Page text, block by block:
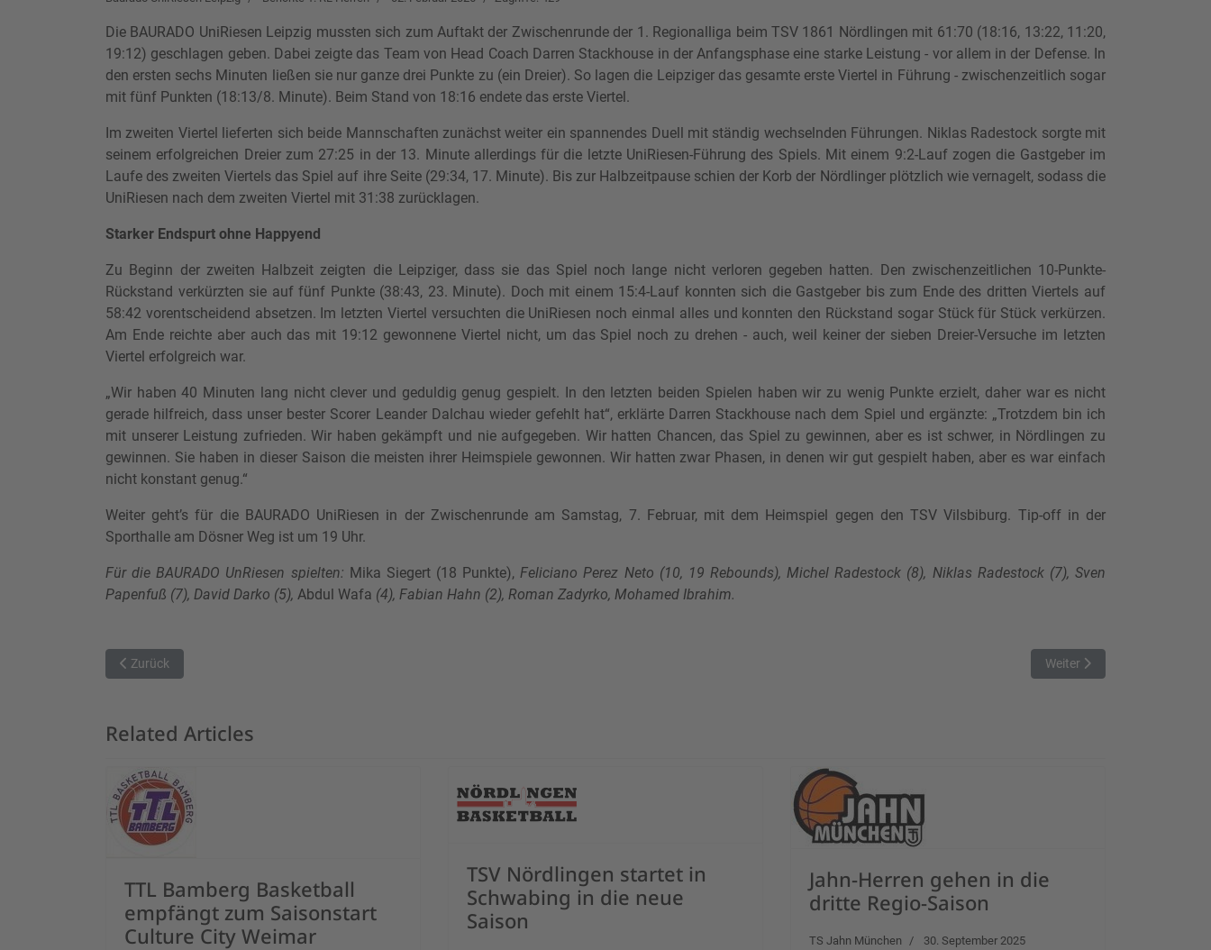
Die BAURADO UniRiesen Leipzig mussten sich zum Auftakt der Zwischenrunde der 1. Regionalliga beim TSV 1861 Nördlingen mit 61:70 (18:16, 13:22, 11:20,
19:12) geschlagen geben. Dabei zeigte das Team von Head Coach Darren Stackhouse in der Anfangsphase eine starke Leistung - vor allem in der Defense. In
den ersten sechs Minuten ließen sie nur ganze drei Punkte zu (ein Dreier). So lagen die Leipziger das gesamte erste Viertel in Führung - zwischenzeitlich sogar
mit fünf Punkten (18:13/8. Minute). Beim Stand von 18:16 endete das erste Viertel.
Im zweiten Viertel lieferten sich beide Mannschaften zunächst weiter ein spannendes Duell mit ständig wechselnden Führungen. Niklas Radestock sorgte mit
seinem erfolgreichen Dreier zum 27:25 in der 13. Minute allerdings für die letzte UniRiesen-Führung des Spiels. Mit einem 9:2-Lauf zogen die Gastgeber im
Laufe des zweiten Viertels das Spiel auf ihre Seite (29:34, 17. Minute). Bis zur Halbzeitpause schien der Korb der Nördlinger plötzlich wie vernagelt, sodass die
UniRiesen nach dem zweiten Viertel mit 31:38 zurücklagen.
Starker Endspurt ohne Happyend
Zu Beginn der zweiten Halbzeit zeigten die Leipziger, dass sie das Spiel noch lange nicht verloren gegeben hatten. Den zwischenzeitlichen 10-Punkte-
Rückstand verkürzten sie auf fünf Punkte (38:43, 23. Minute). Doch mit einem 15:4-Lauf konnten sich die Gastgeber bis zum Ende des dritten Viertels auf
58:42 vorentscheidend absetzen. Im letzten Viertel versuchten die UniRiesen noch einmal alles und konnten den Rückstand sogar Stück für Stück verkürzen.
Am Ende reichte aber auch das mit 19:12 gewonnene Viertel nicht, um das Spiel noch zu drehen - auch, weil keiner der sieben Dreier-Versuche im letzten
Viertel erfolgreich war.
„Wir haben 40 Minuten lang nicht clever und geduldig genug gespielt. In den letzten beiden Spielen haben wir zu wenig Punkte erzielt, daher war es nicht
gerade hilfreich, dass unser bester Scorer Leander Dalchau wieder gefehlt hat“, erklärte Darren Stackhouse nach dem Spiel und ergänzte: „Trotzdem bin ich
mit unserer Leistung zufrieden. Wir haben gekämpft und nie aufgegeben. Wir hatten Chancen, das Spiel zu gewinnen, aber es ist schwer, in Nördlingen zu
gewinnen. Sie haben in dieser Saison die meisten ihrer Heimspiele gewonnen. Wir hatten zwar Phasen, in denen wir gut gespielt haben, aber es war einfach
nicht konstant genug.“
Weiter geht’s für die BAURADO UniRiesen in der Zwischenrunde am Samstag, 7. Februar, mit dem Heimspiel gegen den TSV Vilsbiburg. Tip-off in der
Sporthalle am Dösner Weg ist um 19 Uhr.
Für die BAURADO UnRiesen spielten: Mika Siegert (18 Punkte),Feliciano Perez Neto (10, 19 Rebounds), Michel Radestock (8), Niklas Radestock (7), Sven
Papenfuß (7), David Darko (5), Abdul Wafa (4), Fabian Hahn (2), Roman Zadyrko, Mohamed Ibrahim.
Vorheriger Beitrag: Schwaches drittes Viertel kostet Sieg in München
Zurück Nächster Beitrag: TTL
Weiter
Related Articles
TTL Bamberg Basketball
empfängt zum Saisonstart
Culture City Weimar
TSV Nördlingen startet in
Schwabing in die neue
Saison
Jahn-Herren gehen in die
dritte Regio-Saison
TS Jahn München 30. September 2025